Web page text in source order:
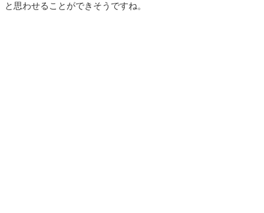
と思わせることができそうですね。